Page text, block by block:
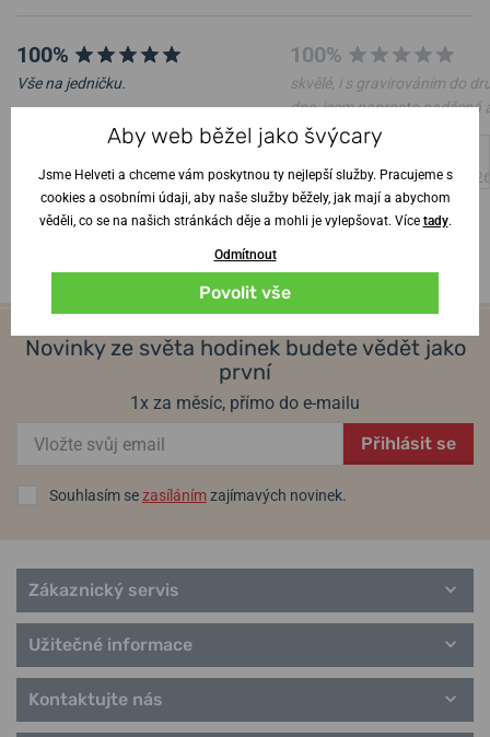
100%
Vše na jedničku.
Ověřený zákazník • 6. 8. 2026
100%
skvělé, i s gravírováním do
dne, jsem naprosto nadšená
manžel z hodinek též
Ověřený zákazník•4. 8.
Novinky ze světa hodinek budete vědět jako
první
1x za měsíc, přímo do e-mailu
Přihlásit se
Souhlasím sezasílánímzajímavých novinek.
Zákaznický servis
Užitečné informace
Kontaktujte nás
Aby web běžel jako švýcary
Jsme Helveti a chceme vám poskytnou ty nejlepší služby. Pracujeme s
cookies a osobními údaji, aby naše služby běžely, jak mají a abychom
věděli, co se na našich stránkách děje a mohli je vylepšovat. Více tady.
Odmítnout
Povolit vše